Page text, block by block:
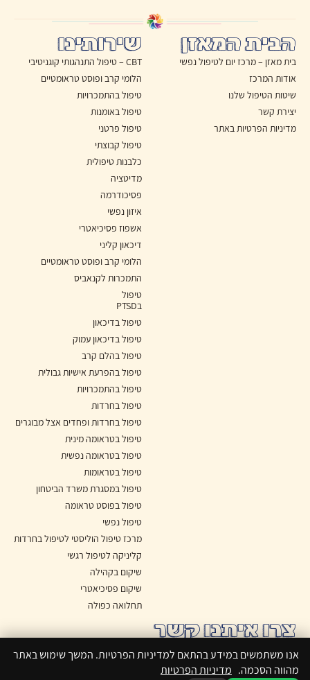
הבית המאזן
בית מאזן – מרכז יום לטיפול נפשי
אודות המרכז
שיטות הטיפול שלנו
יצירת קשר
מדיניות הפרטיות באתר
שירותינו
CBT – טיפול התנהגותי קוגניטיבי
הלומי קרב ופוסט טראומטיים
טיפול בהתמכרויות
טיפול באומנות
טיפול פרטני
טיפול קבוצתי
כלבנות טיפולית
מדיטציה
פסיכודרמה
איזון נפשי
אשפוז פסיכיאטרי
דיכאון קליני
הלומי קרב ופוסט טראומטיים
התמכרות לקנאביס
טיפול
בPTSD
טיפול בדיכאון
טיפול בדיכאון עמוק
טיפול בהלם קרב
טיפול בהפרעת אישיות גבולית
טיפול בהתמכרויות
טיפול בחרדות
טיפול בחרדות ופחדים אצל מבוגרים
טיפול בטראומה מינית
טיפול בטראומה נפשית
טיפול בטראומות
טיפול במסגרת משרד הביטחון
טיפול בפוסט טראומה
טיפול נפשי
מרכז טיפול הוליסטי לטיפול בחרדות
קליניקה לטיפול רגשי
שיקום בקהילה
שיקום פסיכיאטרי
תחלואה כפולה
צרו איתנו קשר
היסמין 8, הרצליה פיתוח
Whatsapp
אנו משתמשים במידע בהתאם למדיניות הפרטיות. המשך שימוש באתר
מהווה הסכמה. מדיניות הפרטיות